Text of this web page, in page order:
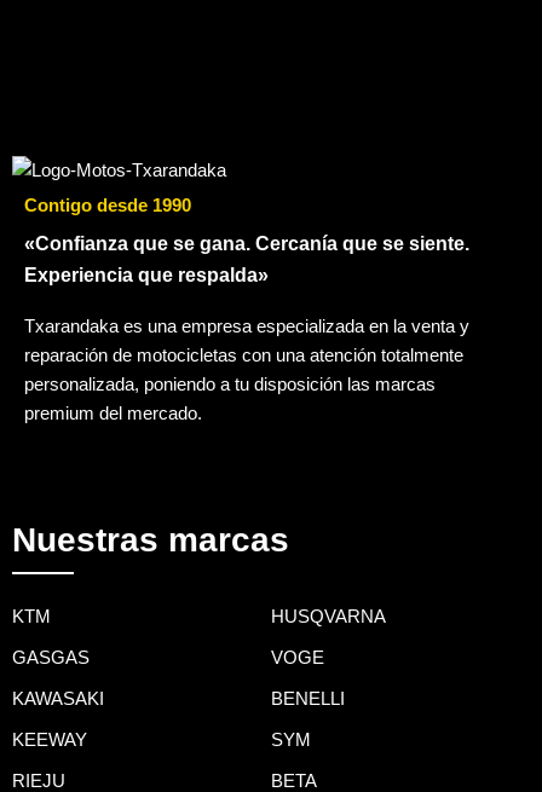
Contigo desde 1990
«Confianza que se gana. Cercanía que se siente.
Experiencia que respalda»
Txarandaka es una empresa especializada en la venta y
reparación de motocicletas con una atención totalmente
personalizada, poniendo a tu disposición las marcas
premium del mercado.
Nuestras marcas
KTM HUSQVARNA
GASGAS VOGE
KAWASAKI BENELLI
KEEWAY SYM
RIEJU BETA